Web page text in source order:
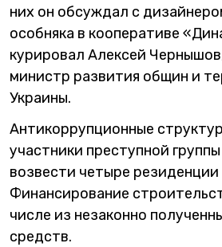
них он обсуждал с
особняка в кооперативе
курировал Алексей
министр развития общин и
Украины.
Антикоррупционные
участники преступной
возвести четыре резиденции
Финансирование
числе из незаконно
средств.